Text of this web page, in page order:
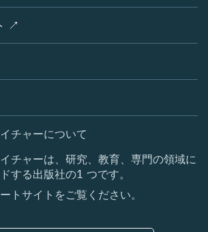
チャーについて
わせ
（グローバル）
↗
チャーについて
チャーは、研究、教育、専門の領域に
する出版社の1 つです。
トサイトをご覧ください。